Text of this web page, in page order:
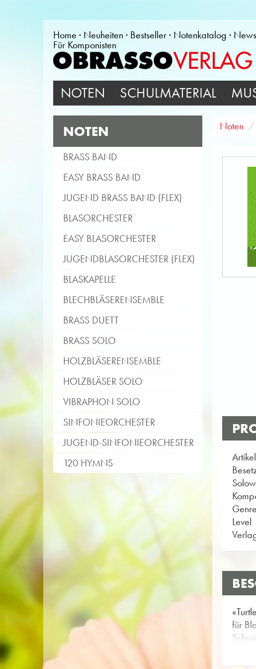
Home Neuheiten Bestseller Notenkatalog
Für Komponisten
NOTEN SCHULMATERIAL
NOTEN
BRASS BAND
EASY BRASS BAND
JUGEND BRASS BAND (FLEX)
BLASORCHESTER
EASY BLASORCHESTER
JUGENDBLASORCHESTER (FLEX)
BLASKAPELLE
BLECHBLÄSERENSEMBLE
BRASS DUETT
BRASS SOLO
HOLZBLÄSERENSEMBLE
HOLZBLÄSER SOLO
VIBRAPHON SOLO
SINFONIEORCHESTER
JUGEND-SINFONIEORCHESTER
120 HYMNS
Noten
Genre
Level
für